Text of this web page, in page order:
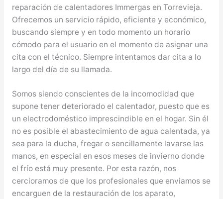
reparación de calentadores Immergas en Torrevieja.
Ofrecemos un servicio rápido, eficiente y económico,
buscando siempre y en todo momento un horario
cómodo para el usuario en el momento de asignar una
cita con el técnico. Siempre intentamos dar cita a lo
largo del día de su llamada.
Somos siendo conscientes de la incomodidad que
supone tener deteriorado el calentador, puesto que es
un electrodoméstico imprescindible en el hogar. Sin él
no es posible el abastecimiento de agua calentada, ya
sea para la ducha, fregar o sencillamente lavarse las
manos, en especial en esos meses de invierno donde
el frío está muy presente. Por esta razón, nos
cercioramos de que los profesionales que enviamos se
encarguen de la restauración de los aparato,